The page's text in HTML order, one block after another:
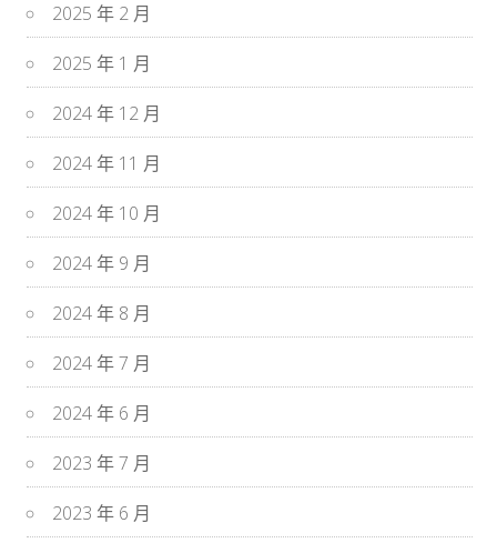
2025 年 2 月
2025 年 1 月
2024 年 12 月
2024 年 11 月
2024 年 10 月
2024 年 9 月
2024 年 8 月
2024 年 7 月
2024 年 6 月
2023 年 7 月
2023 年 6 月